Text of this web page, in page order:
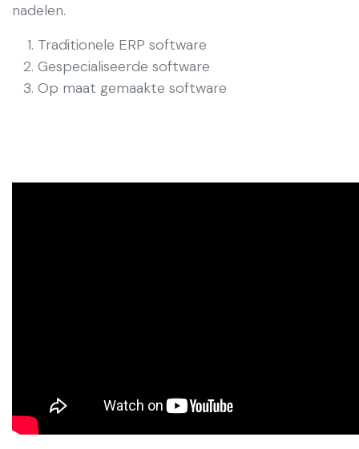
nadelen.
Traditionele ERP software
Gespecialiseerde software
Op maat gemaakte software